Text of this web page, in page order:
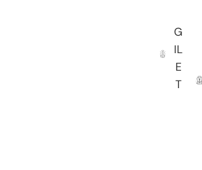
G
IL
E
T